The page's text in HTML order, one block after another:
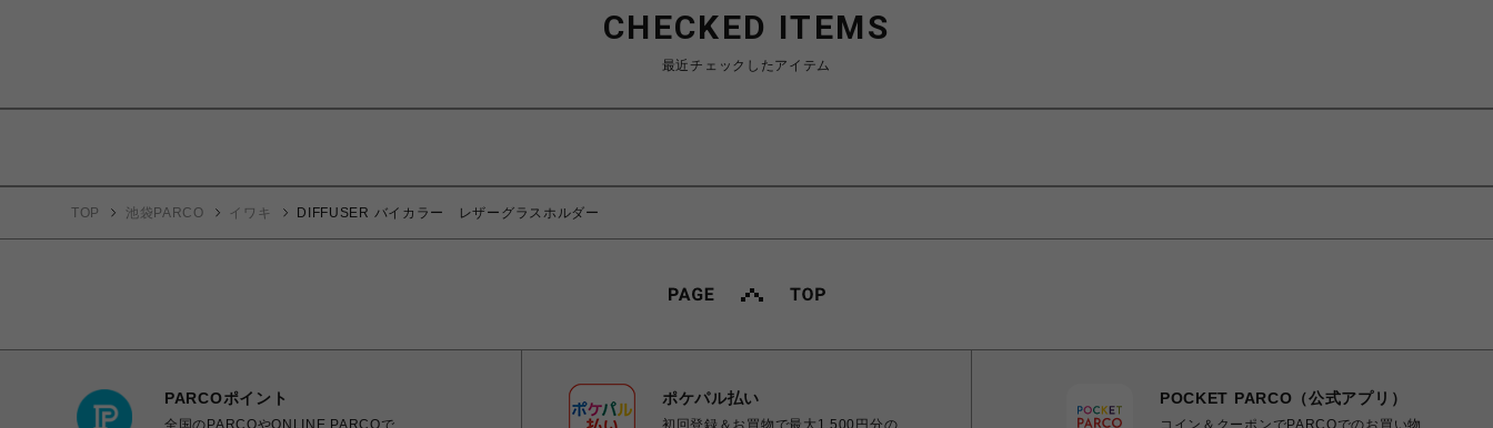
CHECKED ITEMS
最近チェックしたアイテム
TOP 池袋PARCO イワキ DIFFUSER バイカラー レザーグラスホルダー
PARCOポイント
全国のPARCOやONLINE PARCOで
ポケパル払い
初回登録＆お買物で最大1,500円分の
POCKET PARCO（公式アプリ）
コイン＆クーポンでPARCOでのお買い物